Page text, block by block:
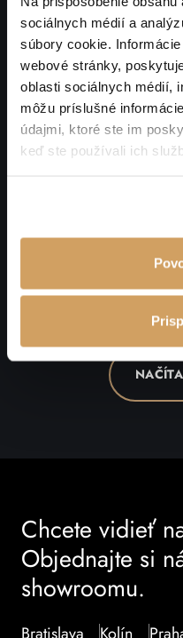
sociálnych médií a
súbory cookie.
webové stránky,
oblasti sociálnych médií,
môžu príslušné
údajmi, ktoré ste im
keď ste používali ich
Chcete vidieť
Objednajte si
showroomu.
Bratislava Kolín